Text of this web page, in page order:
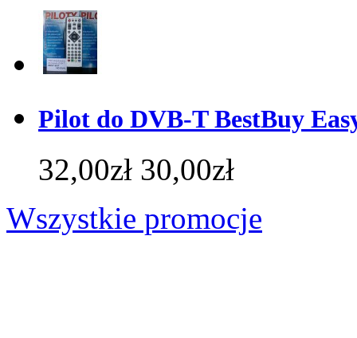
Pilot do DVB-T BestBuy
32,00zł 30,00zł
Wszystkie promocje